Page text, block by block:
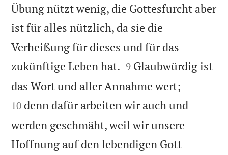
Übung nützt wenig, die Gottesfurcht aber
ist für alles nützlich, da sie die
Verheißung für dieses und für das
zukünftige Leben hat. 

9 Glaubwürdig ist
das Wort und aller Annahme wert;
10 denn dafür arbeiten wir auch und
werden geschmäht, weil wir unsere
Hoffnung auf den lebendigen Gott